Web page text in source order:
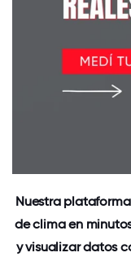
Nuestra
de clima en
y visualizar datos